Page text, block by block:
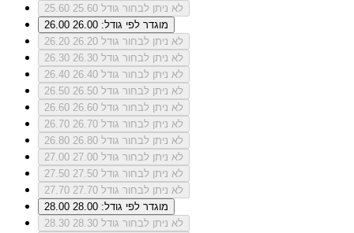
25.60
לא ניתן לבחור גודל 25.60
26.00
מוגדר לפי גודל: 26.00
26.20
לא ניתן לבחור גודל 26.20
26.30
לא ניתן לבחור גודל 26.30
26.40
לא ניתן לבחור גודל 26.40
26.50
לא ניתן לבחור גודל 26.50
26.60
לא ניתן לבחור גודל 26.60
26.70
לא ניתן לבחור גודל 26.70
26.80
לא ניתן לבחור גודל 26.80
27.00
לא ניתן לבחור גודל 27.00
27.50
לא ניתן לבחור גודל 27.50
27.70
לא ניתן לבחור גודל 27.70
28.00
מוגדר לפי גודל: 28.00
28.30
לא ניתן לבחור גודל 28.30